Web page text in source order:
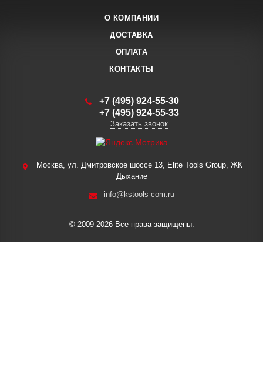
О КОМПАНИИ
ДОСТАВКА
ОПЛАТА
КОНТАКТЫ
+7 (495) 924-55-30
+7 (495) 924-55-33
Заказать звонок
Москва, ул. Дмитровское шоссе 13, Elite Tools Group, ЖК
Дыхание
info@kstools-com.ru
© 2009-2026 Все права защищены.